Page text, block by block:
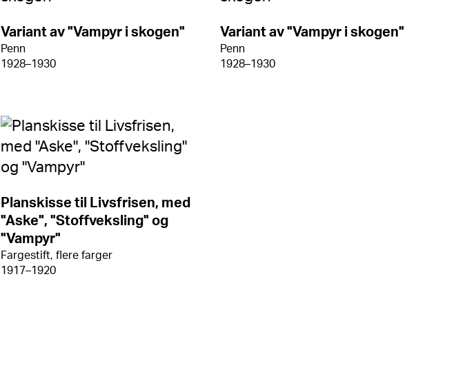
Variant av "Vampyr i skogen"
Penn
1928–1930
Variant av "Vampyr i skogen"
Penn
1928–1930
Planskisse til Livsfrisen, med
"Aske", "Stoffveksling" og
"Vampyr"
Fargestift, flere farger
1917–1920